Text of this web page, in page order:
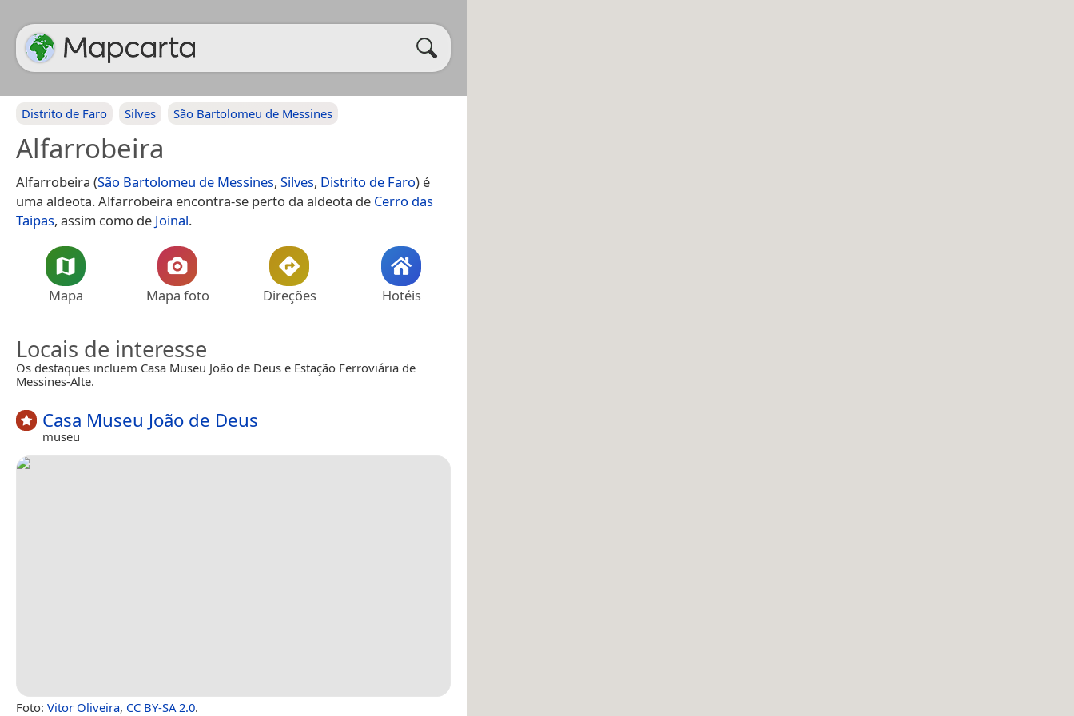
Distrito de Faro Silves São Bartolomeu de Messines
Alfarrobeira
Alfarrobeira (São Bartolomeu de Messines, Silves, Distrito de Faro) é
uma aldeota. Alfarrobeira encontra-se perto da aldeota de Cerro das
Taipas, assim como de Joinal.
Mapa Mapa foto Direções Hotéis
Locais de interesse
Os destaques incluem Casa Museu João de Deus e Estação Ferroviária de
Messines-Alte.
Casa Museu João de Deus
museu
Foto: Vitor Oliveira, CC BY-SA 2.0.